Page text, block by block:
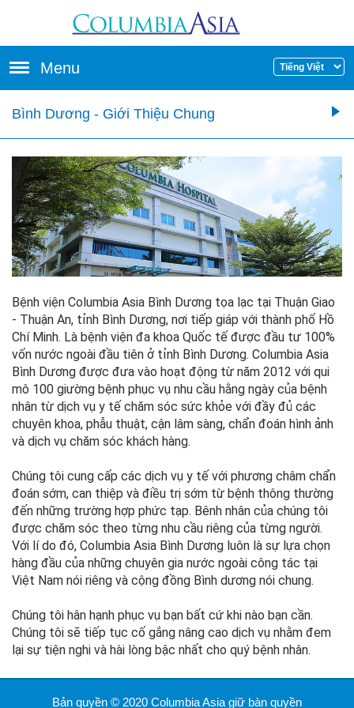
Menu
Bình Dương - Giới Thiệu Chung
Bệnh viện Columbia Asia Bình Dương tọa lạc tại Thuận Giao
- Thuận An, tỉnh Bình Dương, nơi tiếp giáp với thành phố Hồ
Chí Minh. Là bệnh viện đa khoa Quốc tế được đầu tư 100%
vốn nước ngoài đầu tiên ở tỉnh Bình Dương. Columbia Asia
Bình Dương được đưa vào hoạt động từ năm 2012 với qui
mô 100 giường bệnh phục vụ nhu cầu hằng ngày của bệnh
nhân từ dịch vụ y tế chăm sóc sức khỏe với đầy đủ các
chuyên khoa, phẫu thuật, cận lâm sàng, chẩn đoán hình ảnh
và dịch vụ chăm sóc khách hàng.
Chúng tôi cung cấp các dịch vụ y tế với phương châm chẩn
đoán sớm, can thiệp và điều trị sớm từ bệnh thông thường
đến những trường hợp phức tạp. Bênh nhân của chúng tôi
được chăm sóc theo từng nhu cầu riêng của từng người.
Với lí do đó, Columbia Asia Bình Dương luôn là sự lựa chọn
hàng đầu của những chuyên gia nước ngoài công tác tại
Việt Nam nói riêng và cộng đồng Bình dương nói chung.
Chúng tôi hân hạnh phục vụ bạn bất cứ khi nào bạn cần.
Chúng tôi sẽ tiếp tục cố gắng nâng cao dịch vụ nhằm đem
lại sự tiện nghi và hài lòng bậc nhất cho quý bệnh nhân.
Bản quyền © 2020 Columbia Asia giữ bàn quyền